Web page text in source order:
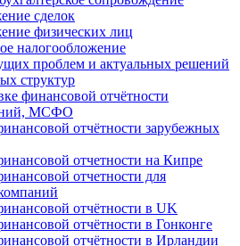
сделок
физических лиц
налогообложение
проблем и актуальных решений
структур
финансовой отчётности
МСФО
отчётности зарубежных
отчетности на Кипре
отчетности для
отчётности в UK
отчётности в Гонконге
отчётности в Ирландии